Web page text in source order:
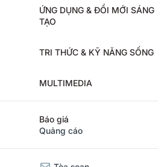
ỨNG DỤNG & ĐỔI MỚI SÁNG
TẠO
TRI THỨC & KỸ NĂNG SỐNG
MULTIMEDIA
Báo giá
Quảng cáo
Tòa soạn